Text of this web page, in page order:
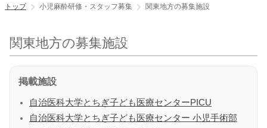
トップ 小児麻酔研修・スタッフ募集 関東地方の募集施設
関東地方の募集施設
掲載施設
自治医科大学とちぎ子ども医療センターPICU
自治医科大学とちぎ子ども医療センター 小児手術部